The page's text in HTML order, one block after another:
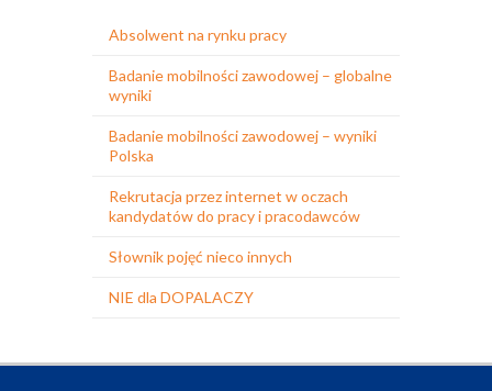
Absolwent na rynku pracy
Badanie mobilności zawodowej – globalne
wyniki
Badanie mobilności zawodowej – wyniki
Polska
Rekrutacja przez internet w oczach
kandydatów do pracy i pracodawców
Słownik pojęć nieco innych
NIE dla DOPALACZY